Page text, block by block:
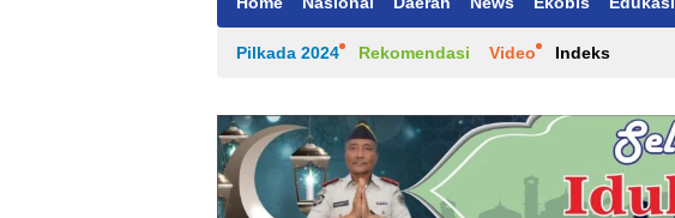
Pilkada 2024 Rekomendasi Video Indeks